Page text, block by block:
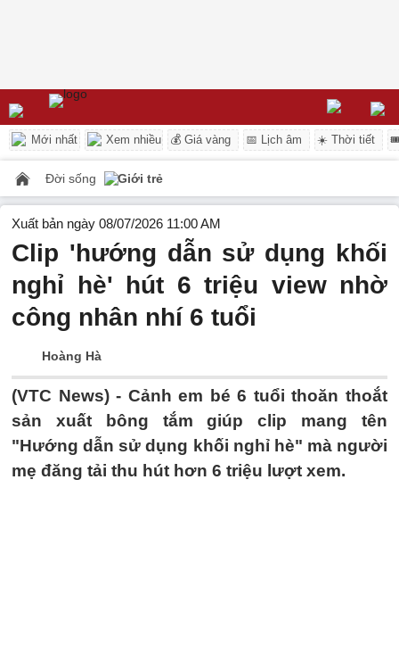
Mới nhất Xem nhiều 💰 Giá vàng 📅 Lịch âm ☀️ Thời tiết
Đời sống Giới trẻ
Xuất bản ngày 08/07/2026 11:00 AM
Clip 'hướng dẫn sử dụng khối
nghỉ hè' hút 6 triệu view nhờ
công nhân nhí 6 tuổi
Hoàng Hà
(VTC News) - Cảnh em bé 6 tuổi thoăn thoắt
sản xuất bông tắm giúp clip mang tên
"Hướng dẫn sử dụng khối nghỉ hè" mà người
mẹ đăng tải thu hút hơn 6 triệu lượt xem.